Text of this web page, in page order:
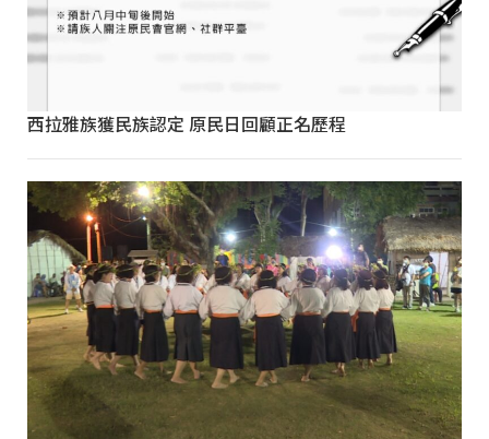
西拉雅族獲民族認定 原民日回顧正名歷程